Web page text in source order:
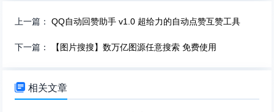
上一篇：QQ自动回赞助手 v1.0 超给力的自动点赞互赞工具
下一篇： 【图片搜搜】数万亿图源任意搜索 免费使用
 相关文章